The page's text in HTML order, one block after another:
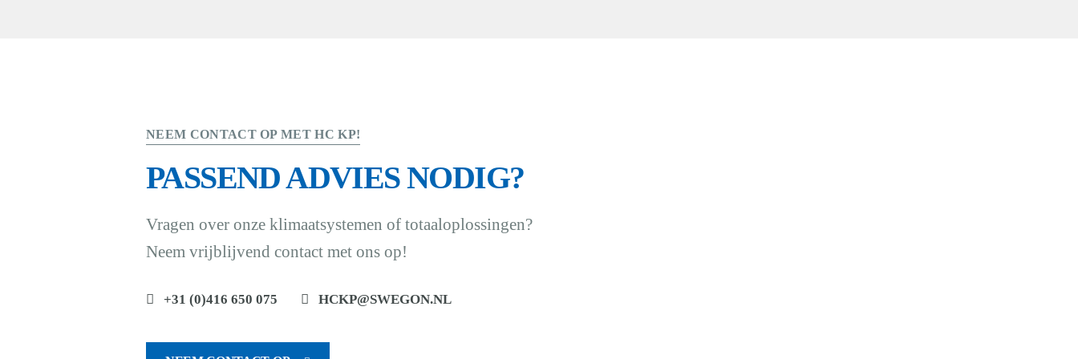
NEEM CONTACT OP MET HC KP!
PASSEND ADVIES NODIG?
Vragen over onze klimaatsystemen of totaaloplossingen?
Neem vrijblijvend contact met ons op!
+31 (0)416 650 075 HCKP@SWEGON.NL